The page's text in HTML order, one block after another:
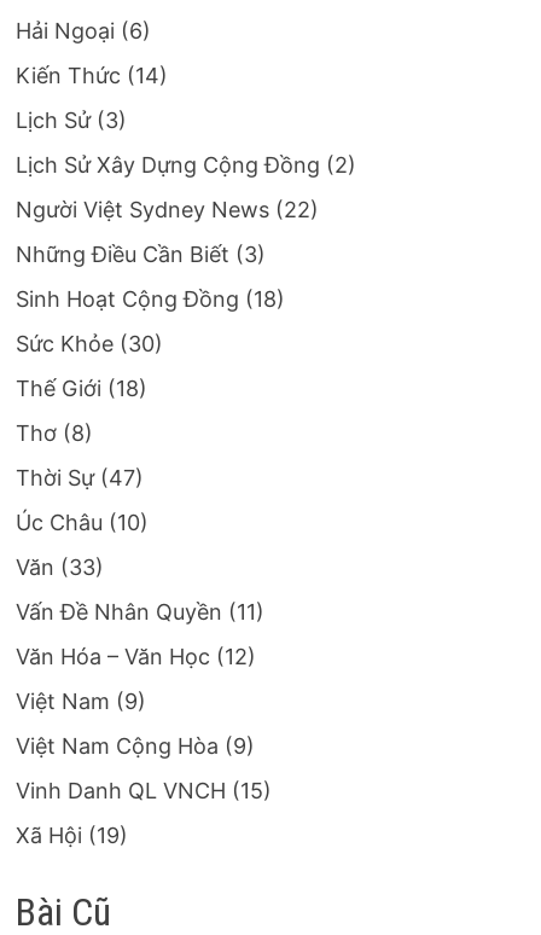
Hải Ngoại (6)
Kiến Thức (14)
Lịch Sử(3)
Lịch Sử Xây Dựng Cộng Đồng (2)
Người Việt Sydney News (22)
Những Điều Cần Biết (3)
Sinh Hoạt Cộng Đồng (18)
Sức Khỏe (30)
Thế Giới (18)
Thơ (8)
Thời Sự(47)
Úc Châu (10)
Văn (33)
Vấn Đề Nhân Quyền (11)
Văn Hóa – Văn Học (12)
Việt Nam (9)
Việt Nam Cộng Hòa (9)
Vinh Danh QL VNCH (15)
Xã Hội (19)
Bài Cũ